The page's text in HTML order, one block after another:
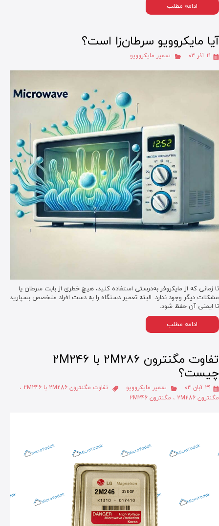
ادامه مطلب
آیا مایکروویو سرطان‌زا است؟
۲۱ آذر ۰۳ تعمیر مایکروویو
تا زمانی که از مایکروفر به‌درستی استفاده کنید، هیچ خطری از بابت سرطان یا
مشکلات دیگر وجود ندارد. البته تعمیر دستگاه را به دست افراد متخصص بسپارید
تا ایمنی آن حفظ شود.
ادامه مطلب
تفاوت مگنترون 2M286 با 2M246
چیست؟
۲۹ آبان ۰۳ تعمیر مایکروویو تفاوت مگنترون 2M286 با 2M246
،
مگنترون 2M286
، مگنترون 2M246